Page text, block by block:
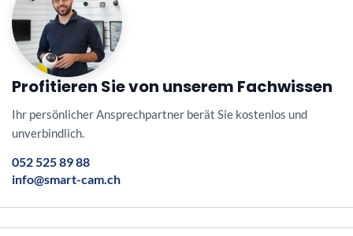
Profitieren Sie von unserem Fachwissen
Ihr persönlicher Ansprechpartner berät Sie kostenlos und
unverbindlich.
052 525 89 88
info@smart-cam.ch